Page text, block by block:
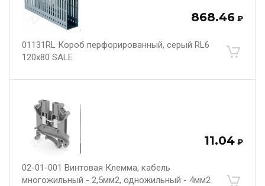
868.46 ₽
01131RL Короб перфорированный, серый RL6
120x80 SALE
11.04 ₽
02-01-001 Винтовая Клемма, кабель
многожильный - 2,5мм2, одножильный - 4мм2